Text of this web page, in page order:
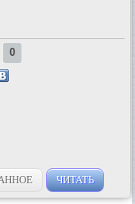
0
ЧИТАТЬ